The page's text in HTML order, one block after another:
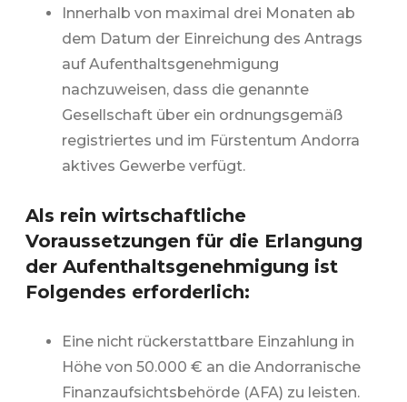
Innerhalb von maximal drei Monaten ab
dem Datum der Einreichung des Antrags
auf Aufenthaltsgenehmigung
nachzuweisen, dass die genannte
Gesellschaft über ein ordnungsgemäß
registriertes und im Fürstentum Andorra
aktives Gewerbe verfügt.
Als rein wirtschaftliche
Voraussetzungen für die Erlangung
der Aufenthaltsgenehmigung ist
Folgendes erforderlich:
Eine nicht rückerstattbare Einzahlung in
Höhe von 50.000 € an die Andorranische
Finanzaufsichtsbehörde (AFA) zu leisten.